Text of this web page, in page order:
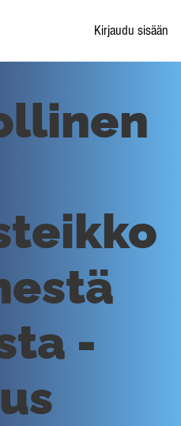
Kirjaudu sisään
-